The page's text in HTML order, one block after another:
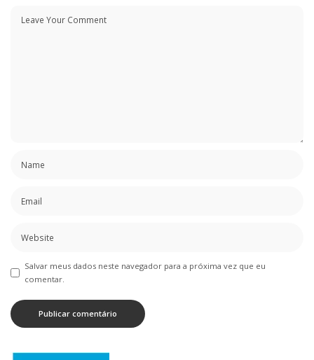
Salvar meus dados neste navegador para a próxima vez que eu
comentar.